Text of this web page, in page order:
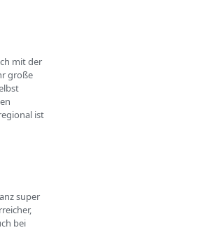
mit der
große
ist
super
bei